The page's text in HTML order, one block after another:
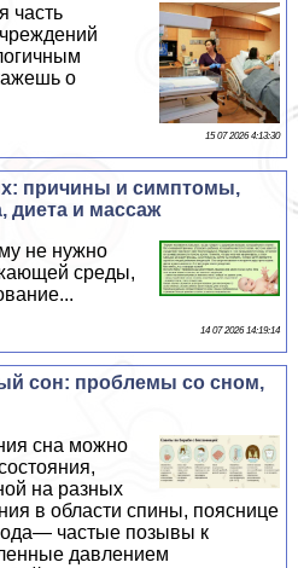
часть
о
15 07 2026 4:13:30
причины и симптомы,
диета и массаж
не нужно
среды,
14 07 2026 14:19:14
сон: проблемы со сном,
сна можно
на разных
в области спины, пояснице
частые позывы к
давлением